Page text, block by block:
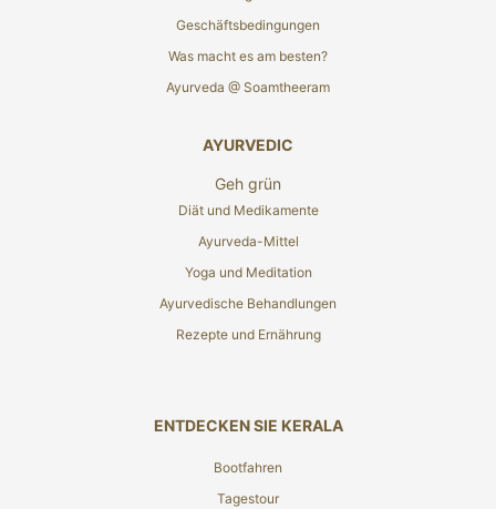
Geschäftsbedingungen
Was macht es am besten?
Ayurveda @ Soamtheeram
AYURVEDIC
Geh grün
Diät und Medikamente
Ayurveda-Mittel
Yoga und Meditation
Ayurvedische Behandlungen
Rezepte und Ernährung
ENTDECKEN SIE KERALA
Bootfahren
Tagestour